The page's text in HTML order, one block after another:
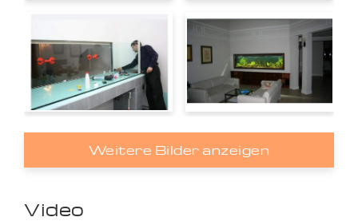
Weitere Bilder anzeigen
Video